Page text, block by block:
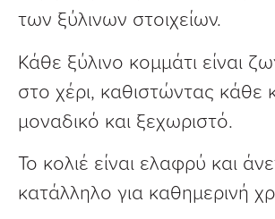
των ξύλινων στοιχείων.
Κάθε ξύλινο κομμάτι είναι
στο χέρι, καθιστώντας κάθε
μοναδικό και ξεχωριστό.
Το κολιέ είναι ελαφρύ και
κατάλληλο για καθημερινή